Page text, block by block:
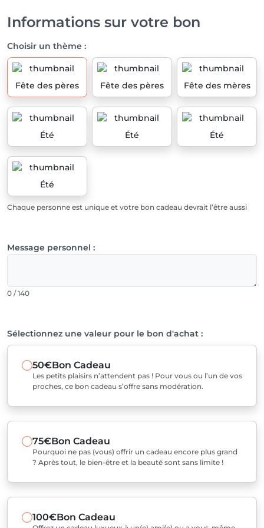
Informations sur votre bon
Choisir un thème :
Fête des pères Fête des pères Fête des mères
Été Été Été
Été
Chaque personne est unique et votre bon cadeau devrait l’être aussi
Message personnel :
0 / 140
Sélectionnez une valeur pour le bon d'achat :
50€Bon Cadeau
Les petits plaisirs n’attendent pas ! Pour vous ou l’un de vos
proches, ce bon cadeau s’offre sans modération.
75€Bon Cadeau
Pourquoi ne pas (vous) offrir un cadeau encore plus grand
? Après tout, le bien-être et la beauté sont sans limite !
100€Bon Cadeau